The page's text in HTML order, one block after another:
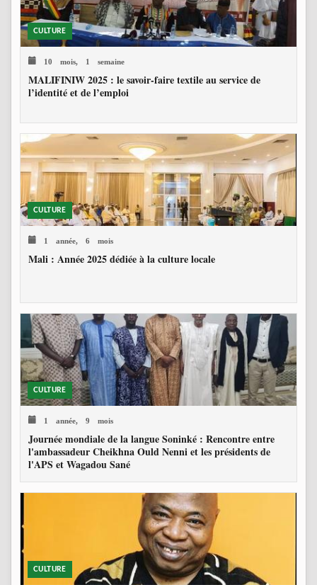
CULTURE
10 mois, 1 semaine
MALIFINIW 2025 : le savoir-faire textile au service de
l’identité et de l’emploi
CULTURE
1 année, 6 mois
Mali : Année 2025 dédiée à la culture locale
CULTURE
1 année, 9 mois
Journée mondiale de la langue Soninké : Rencontre entre
l'ambassadeur Cheikhna Ould Nenni et les présidents de
l'APS et Wagadou Sané
CULTURE